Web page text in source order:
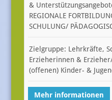
&
REGIONALE
SCHULUNG/
Zielgruppe: Lehrkräfte,
Erzieherinnen &
(offenen) Kinder- &
Mehr informationen